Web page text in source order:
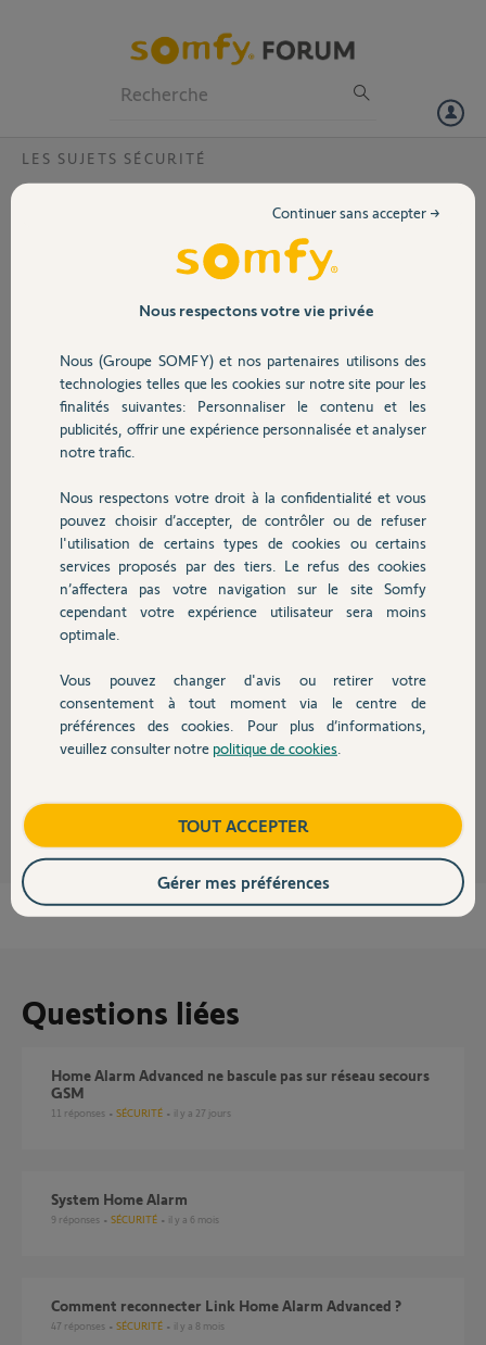
Volet
Sécurité
Domotique
Chauffage
Autres produits
Devis avec un pro
Contact
LES SUJETS SÉCURITÉ
Problème pour reconnecter le Link du
Je ne parviens pas à reconnecter le link d uns système home
La réf est BU 4005015494
Merci,belle journée
Participer au fil de discussion
Réponses
Bonsoir
La led reste t-elle allumée quand vous débranchez le Link ?
Quel est le comportement de la Led 'Fixe, clignotant lent ou rapide;
Questions liées
Home Alarm Advanced ne bascule pas sur réseau secours
GSM
11 réponses SÉCURITÉ il y a 27 jours
System Home Alarm
9 réponses SÉCURITÉ il y a 6 mois
Comment reconnecter Link Home Alarm Advanced ?
47 réponses SÉCURITÉ il y a 8 mois
Nous respectons votre vie privée
Nous (Groupe SOMFY) et nos partenaires utilisons des
technologies telles que les cookies sur notre site pour les
finalités suivantes: Personnaliser le contenu et les
publicités, offrir une expérience personnalisée et analyser
notre trafic.
Nous respectons votre droit à la confidentialité et vous
pouvez choisir d’accepter, de contrôler ou de refuser
l'utilisation de certains types de cookies ou certains
services proposés par des tiers. Le refus des cookies
n’affectera pas votre navigation sur le site Somfy
cependant votre expérience utilisateur sera moins
optimale.
Vous pouvez changer d'avis ou retirer votre
consentement à tout moment via le centre de
préférences des cookies. Pour plus d’informations,
veuillez consulter notre politique de cookies
Continuer sans accepter →
TOUT ACCEPTER
Gérer mes préférences